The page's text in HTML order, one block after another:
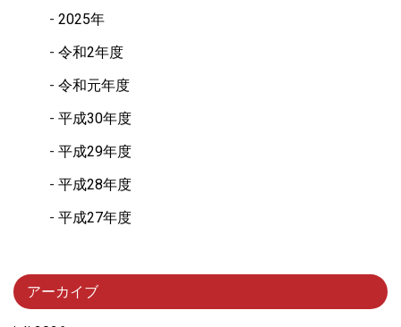
2025年
令和2年度
令和元年度
平成30年度
平成29年度
平成28年度
平成27年度
アーカイブ